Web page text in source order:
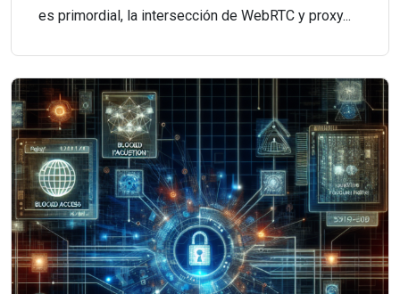
es primordial, la intersección de WebRTC y proxy...